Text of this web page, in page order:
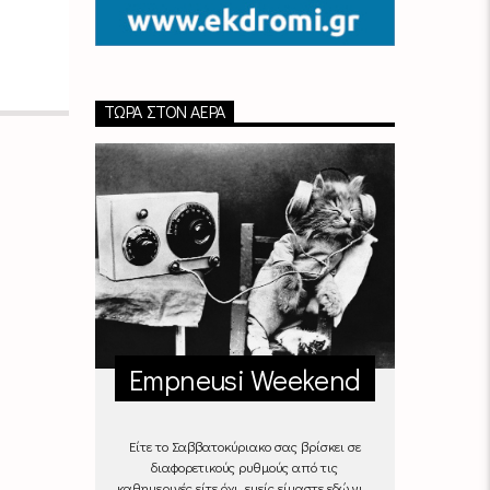
ΤΏΡΑ ΣΤΟΝ ΑΈΡΑ
Empneusi Weekend
Είτε το Σαββατοκύριακο σας βρίσκει σε
διαφορετικούς ρυθμούς από τις